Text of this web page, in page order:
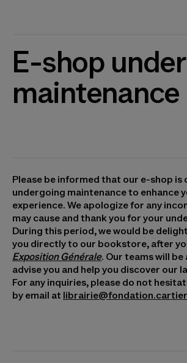
E-shop under
maintenance
Please be informed that our e-shop is
undergoing maintenance to enhance
experience. We apologize for any
may cause and thank you for your
During this period, we would be
you directly to our bookstore, after
Exposition Générale. Our teams will be
advise you and help you discover our
For any inquiries, please do not
by email at